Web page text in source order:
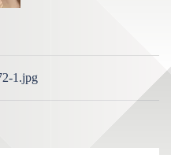
1.jpg